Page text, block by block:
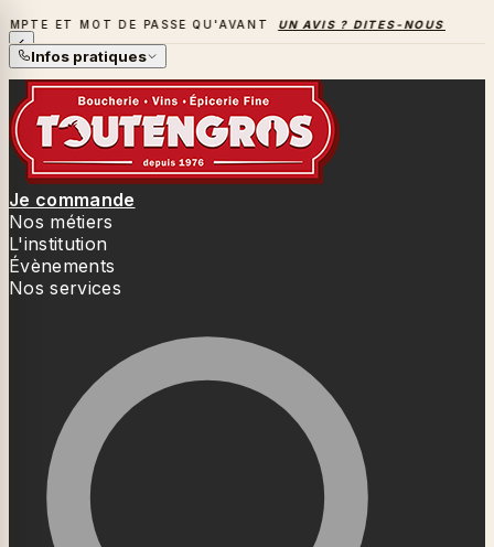
DE PASSE QU'AVANT UN AVIS ? DITES-NOUS TOUT →
LA SAISON DES BARBECUES BAT SON PLEIN
Infos pratiques
Je commande
Nos métiers
L'institution
Évènements
Nos services